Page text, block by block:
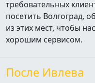
требовательных
посетить Волгоград,
из этих мест, чтобы
хорошим сервисом.
После Ивлева